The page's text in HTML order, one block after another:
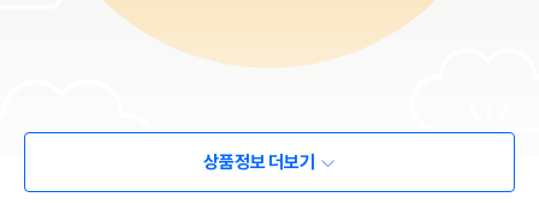
상품정보 더보기